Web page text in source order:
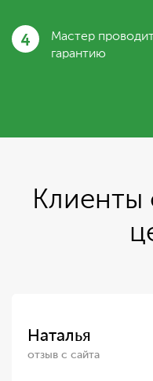
4
Мастер
гарантию
Клиенты
Наталья
отзыв с сайта